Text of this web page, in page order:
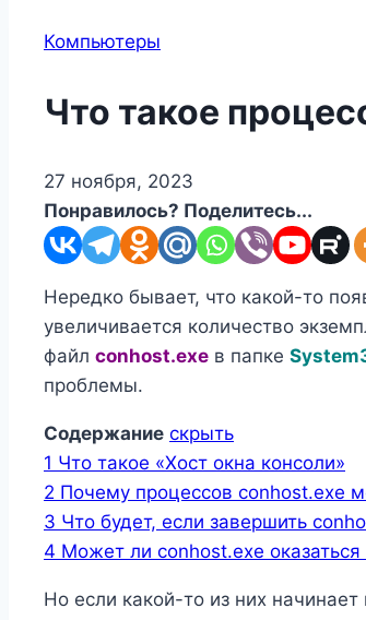
Компьютеры
Что такое
27 ноября, 2023
Понравилось? Поделитесь...
Нередко бывает, что какой-то
увеличивается количество
файл conhost.exe в папке
проблемы.
Содержание скрыть
1 Что такое «Хост окна консоли»
2 Почему процессов conhost.exe
3 Что будет, если завершить
4 Может ли conhost.exe оказаться
Но если какой-то из них